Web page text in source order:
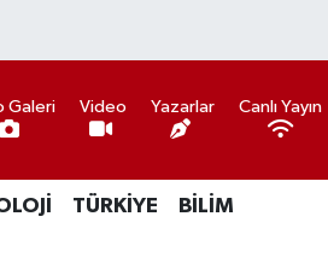
Galeri Video Yazarlar Canlı Yayın
TÜRKİYE BİLİM